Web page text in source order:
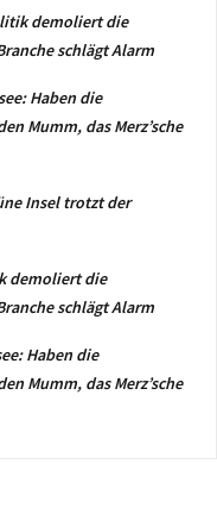
demoliert die
schlägt Alarm
Haben die
Mumm, das Merz’sche
Insel trotzt der
demoliert die
schlägt Alarm
Haben die
Mumm, das Merz’sche